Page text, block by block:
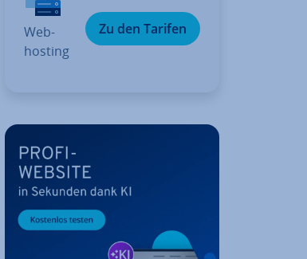
Web­
hos­ting
Zu den Tarifen